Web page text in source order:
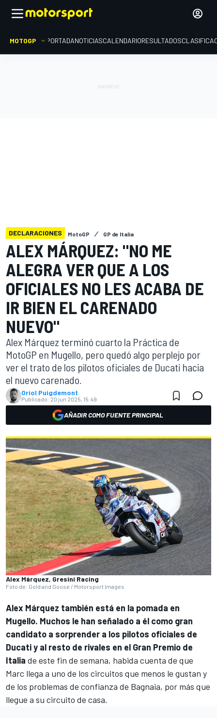
MOTOGP PORTADANOTICIASCALENDARIORESULTADOS
DECLARACIONES MotoGP GP de Italia
ALEX MÁRQUEZ: "NO ME
ALEGRA VER QUE A LOS
OFICIALES NO LES ACABA DE
IR BIEN EL CARENADO
NUEVO"
Alex Márquez terminó cuarto la Práctica de
MotoGP en Mugello, pero quedó algo perplejo por
ver el trato de los pilotos oficiales de Ducati hacia
el nuevo carenado.
Oriol Puigdemont
Publicado: 20 jun 2025, 15:49
AÑADIR COMO FUENTE PRINCIPAL
Alex Márquez, Gresini Racing
Foto de: Gold and Goose / Motorsport Images
Alex Márquez también está en la pomada en
Mugello. Muchos le han señalado a él como gran
candidato a sorprender a los pilotos oficiales de
Ducatiy al resto de rivales en el Gran Premio de
Italia de este fin de semana, habida cuenta de que
Marc llega a uno de los circuitos que menos le gustan y
de los problemas de confianza de Bagnaia, por más que
llegue a su circuito de casa.